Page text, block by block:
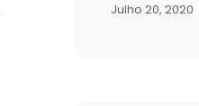
Julho 20, 2020